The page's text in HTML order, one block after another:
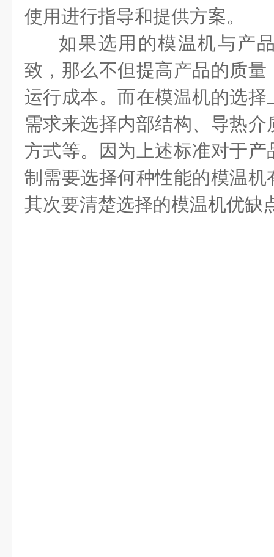
使用进行指导和提供方案。
如果选用的模温机与产
致，那么不但提高产品的质
运行成本。而在模温机的选
需求来选择内部结构、导热
方式等。因为上述标准对于
制需要选择何种性能的模温
其次要清楚选择的模温机优缺